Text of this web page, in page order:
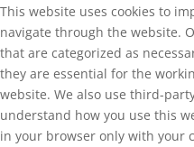
This website uses cookies to
navigate through the website.
that are categorized as
they are essential for the
website. We also use third-
understand how you use this
in your browser only with your